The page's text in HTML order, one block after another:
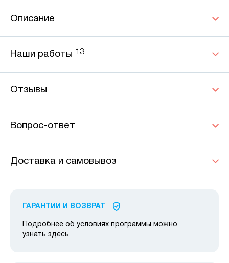
Описание
Наши работы 13
Отзывы
Вопрос-ответ
Доставка и самовывоз
ГАРАНТИИ И ВОЗВРАТ
Подробнее об условиях программы можно
узнать здесь.